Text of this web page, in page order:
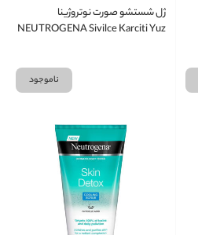
ژل شستشو صورت نوتروژینا
NEUTROGENA Sivilce Karciti Yuz
ناموجود